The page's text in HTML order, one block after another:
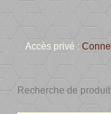
Accès privé :